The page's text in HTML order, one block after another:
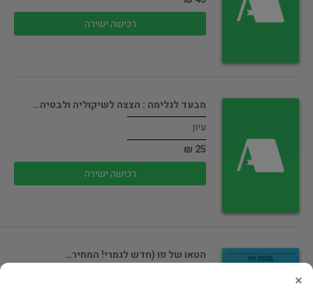
רכישה ישירה
מבעד לגלימה : הצצה לשיקוליה ולבטיה…
עיון
25 ₪
רכישה ישירה
הטאו של פו (חדש לגמרי! המחיר…
×